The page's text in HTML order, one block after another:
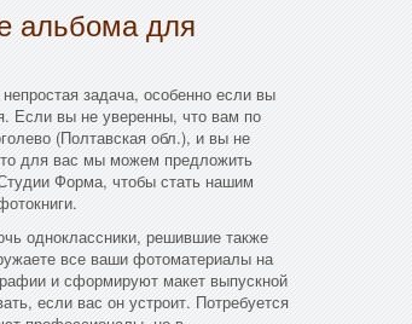
альбома для
задача, особенно если вы
Если вы не уверенны, что вам по
(Полтавская обл.), и вы не
то для вас мы можем предложить
Форма, чтобы стать нашим
одноклассники, решившие также
все ваши фотоматериалы на
и сформируют макет выпускной
если вас он устроит. Потребуется